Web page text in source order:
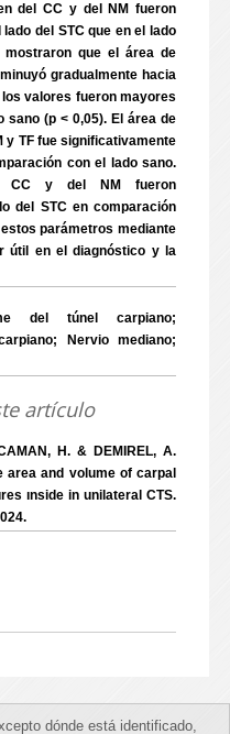
del CC y del NM fueron
del STC que en el lado
que el área de
gradualmente hacia
valores fueron mayores
sano (p < 0,05). El área de
y TF fue significativamente
con el lado sano.
CC y del NM fueron
del STC en comparación
parámetros mediante
útil en el diagnóstico y la
del túnel carpiano;
Nervio mediano;
artículo
H. & DEMIREL, A.
area and volume of carpal
ınside in unilateral CTS.
dónde está identificado,